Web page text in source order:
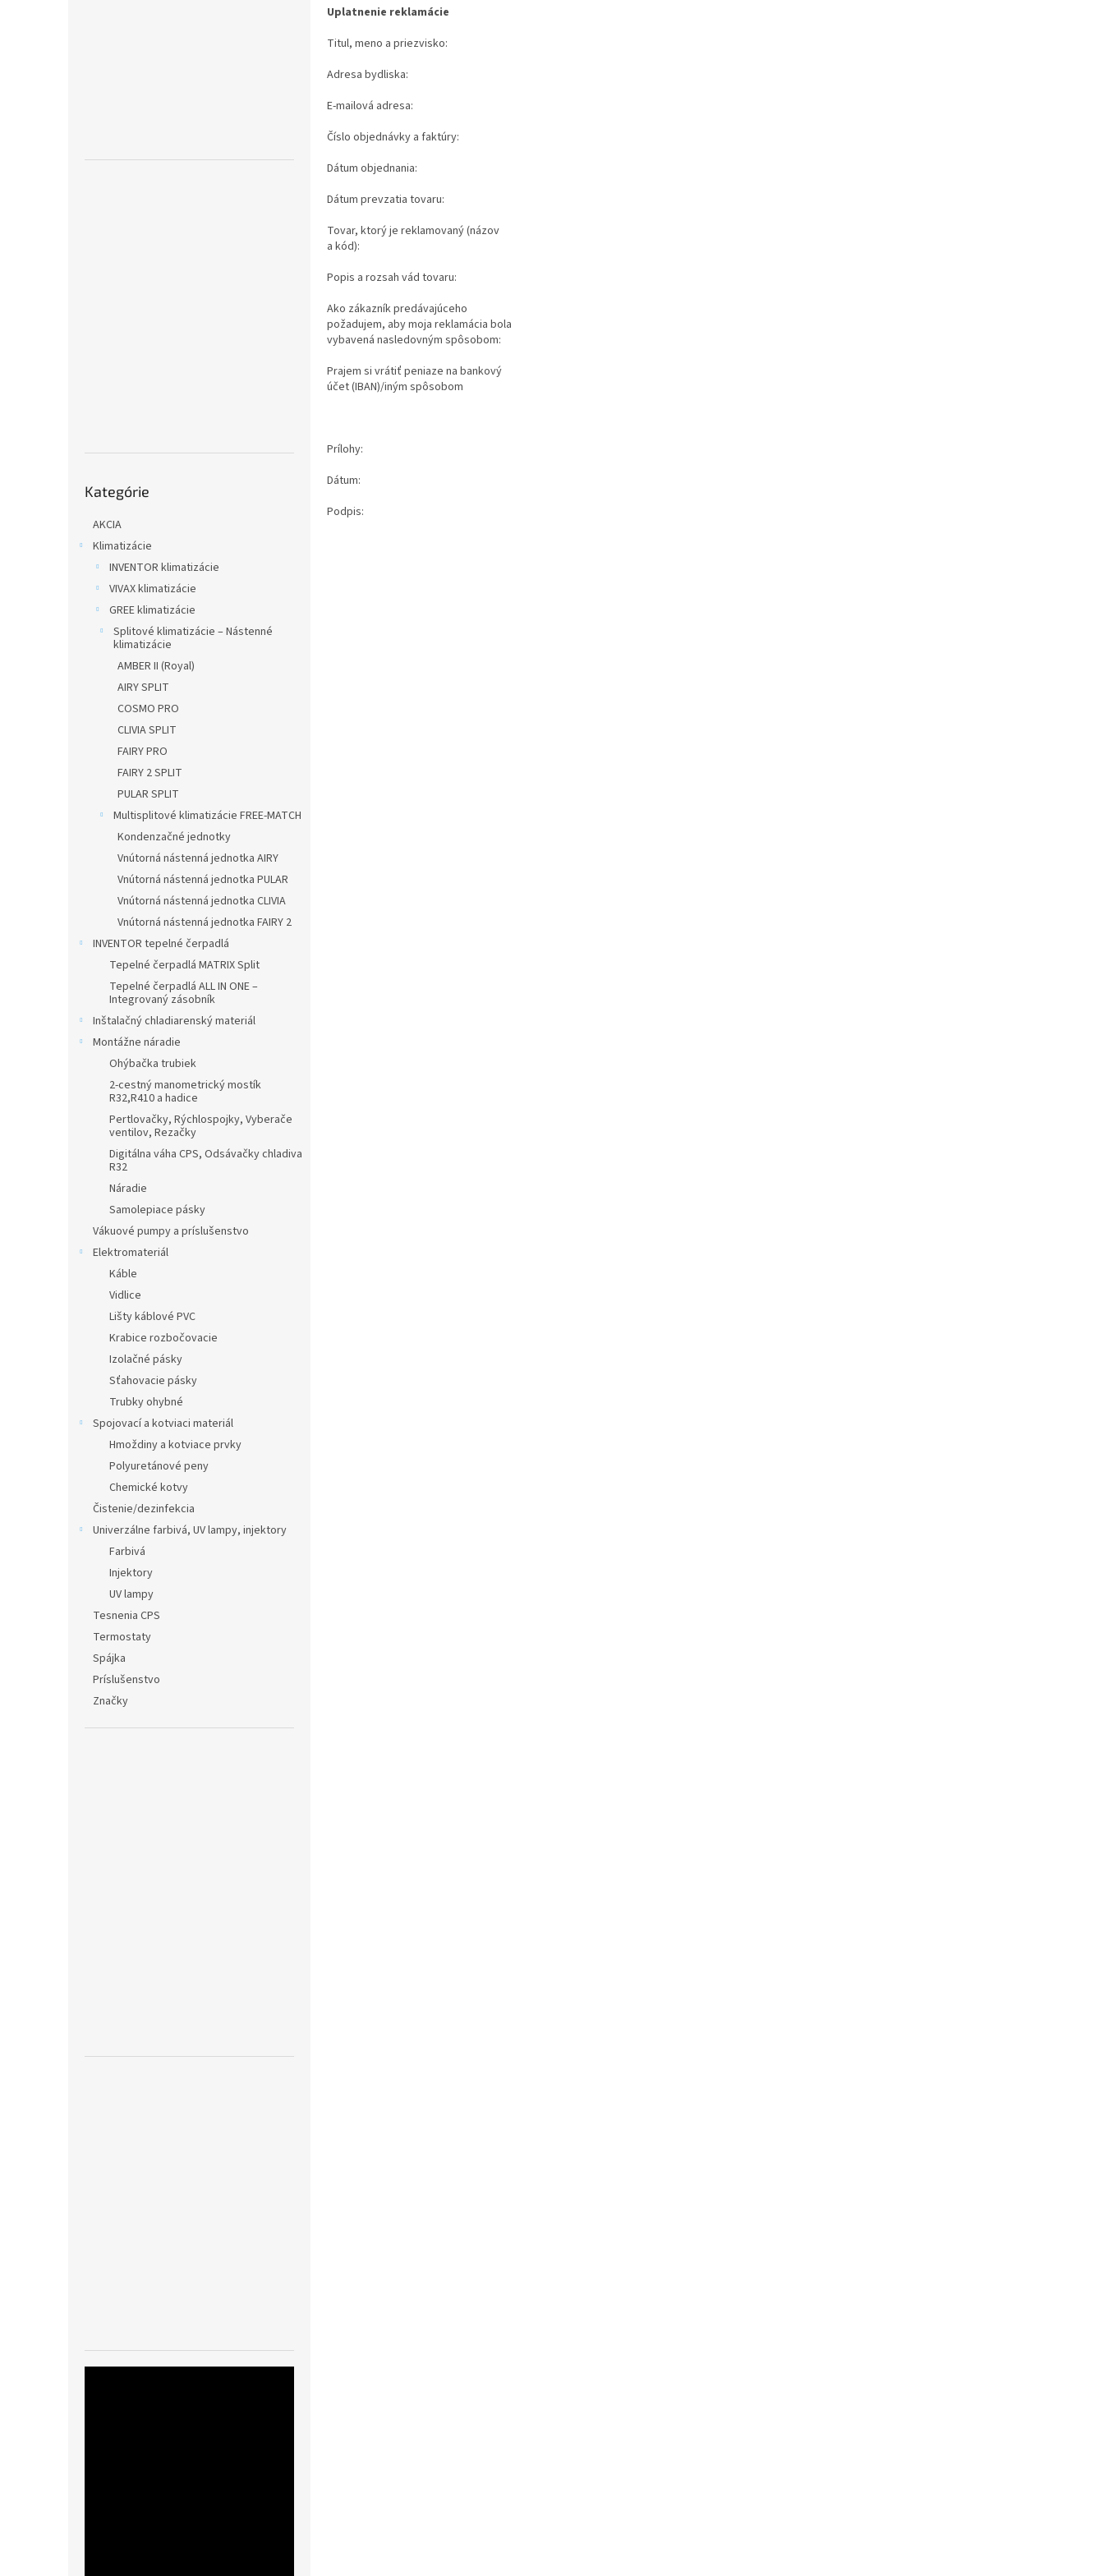
kategórie
Kategórie
AKCIA
Klimatizácie
INVENTOR klimatizácie
VIVAX klimatizácie
GREE klimatizácie
Splitové klimatizácie – Nástenné
klimatizácie
AMBER II (Royal)
AIRY SPLIT
COSMO PRO
CLIVIA SPLIT
FAIRY PRO
FAIRY 2 SPLIT
PULAR SPLIT
Multisplitové klimatizácie FREE-MATCH
Kondenzačné jednotky
Vnútorná nástenná jednotka AIRY
Vnútorná nástenná jednotka PULAR
Vnútorná nástenná jednotka CLIVIA
Vnútorná nástenná jednotka FAIRY 2
INVENTOR tepelné čerpadlá
Tepelné čerpadlá MATRIX Split
Tepelné čerpadlá ALL IN ONE –
Integrovaný zásobník
Inštalačný chladiarenský materiál
Montážne náradie
Ohýbačka trubiek
2-cestný manometrický mostík
R32,R410 a hadice
Pertlovačky, Rýchlospojky, Vyberače
ventilov, Rezačky
Digitálna váha CPS, Odsávačky chladiva
R32
Náradie
Samolepiace pásky
Vákuové pumpy a príslušenstvo
Elektromateriál
Káble
Vidlice
Lišty káblové PVC
Krabice rozbočovacie
Izolačné pásky
Sťahovacie pásky
Trubky ohybné
Spojovací a kotviaci materiál
Hmoždiny a kotviace prvky
Polyuretánové peny
Chemické kotvy
Čistenie/dezinfekcia
Univerzálne farbivá, UV lampy, injektory
Farbivá
Injektory
UV lampy
Tesnenia CPS
Termostaty
Spájka
Príslušenstvo
Značky
Uplatnenie reklamácie
Titul, meno a priezvisko:
Adresa bydliska:
E-mailová adresa:
Číslo objednávky a faktúry:
Dátum objednania:
Dátum prevzatia tovaru:
Tovar, ktorý je reklamovaný (názov
a kód):
Popis a rozsah vád tovaru:
Ako zákazník predávajúceho
požadujem, aby moja reklamácia bola
vybavená nasledovným spôsobom:
Prajem si vrátiť peniaze na bankový
účet (IBAN)/iným spôsobom
Prílohy:
Dátum:
Podpis: